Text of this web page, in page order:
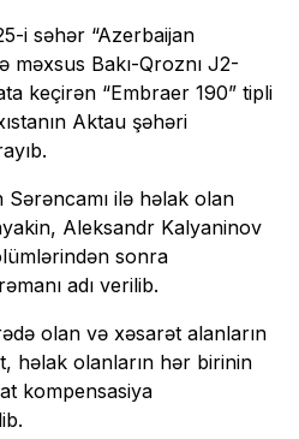
i səhər “Azerbaijan
məxsus Bakı-Qroznı J2-
keçirən “Embraer 190” tipli
Aktau şəhəri
ilə həlak olan
Aleksandr Kalyaninov
sonra
adı verilib.
olan və xəsarət alanların
həlak olanların hər birinin
kompensasiya